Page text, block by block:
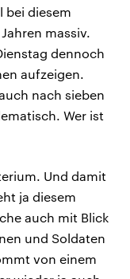
bei diesem
massiv.
dennoch
aufzeigen.
nach sieben
Wer ist
Und damit
ja diesem
auch mit Blick
und Soldaten
von einem